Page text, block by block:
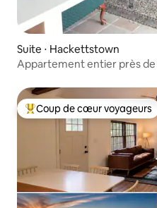
Suite ⋅ Hackettstown
Appartement entier près
Coups de cœur voyageurs
Coup de cœur voyageurs